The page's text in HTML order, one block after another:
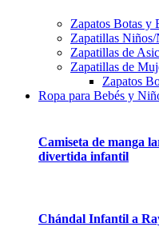
Zapatos Botas y
Zapatillas Niños/
Zapatillas de
Zapatillas de
Zapatos
Ropa para Bebés y
Camiseta de manga
divertida infantil
Chándal Infantil a